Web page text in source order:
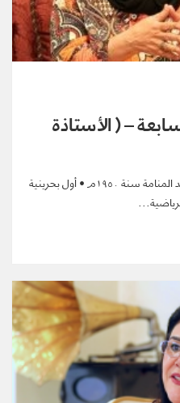
– ( الأستاذة
• الأستاذة ليلى حبيب العنزور • مواليد المنامة سنة ١٩٥٠م • أول بحرينية